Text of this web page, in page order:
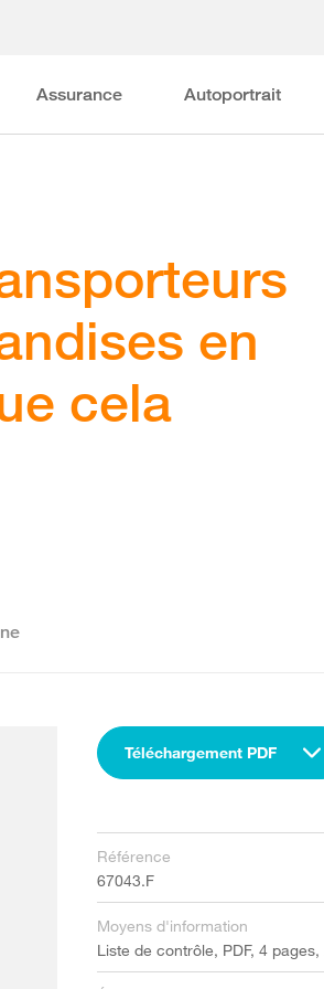
Assurance Autoportrait
en
cela
Téléchargement PDF
Référence
67043.F
Moyens d'information
Liste de contrôle, PDF, 4 pages,